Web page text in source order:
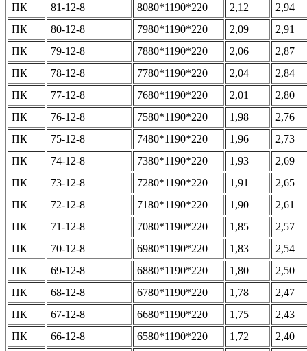
ПК
81-12-8 8080*1190*220 2,12
2,94
ПК
80-12-8 7980*1190*220 2,09
2,91
ПК
79-12-8 7880*1190*220 2,06
2,87
ПК
78-12-8 7780*1190*220 2,04
2,84
ПК
77-12-8 7680*1190*220 2,01
2,80
ПК
76-12-8 7580*1190*220 1,98
2,76
ПК
75-12-8 7480*1190*220 1,96
2,73
ПК
74-12-8 7380*1190*220 1,93
2,69
ПК
73-12-8 7280*1190*220 1,91
2,65
ПК
72-12-8 7180*1190*220 1,90
2,61
ПК
71-12-8 7080*1190*220 1,85
2,57
ПК
70-12-8 6980*1190*220 1,83
2,54
ПК
69-12-8 6880*1190*220 1,80
2,50
ПК
68-12-8 6780*1190*220 1,78
2,47
ПК
67-12-8 6680*1190*220 1,75
2,43
ПК
66-12-8 6580*1190*220 1,72
2,40